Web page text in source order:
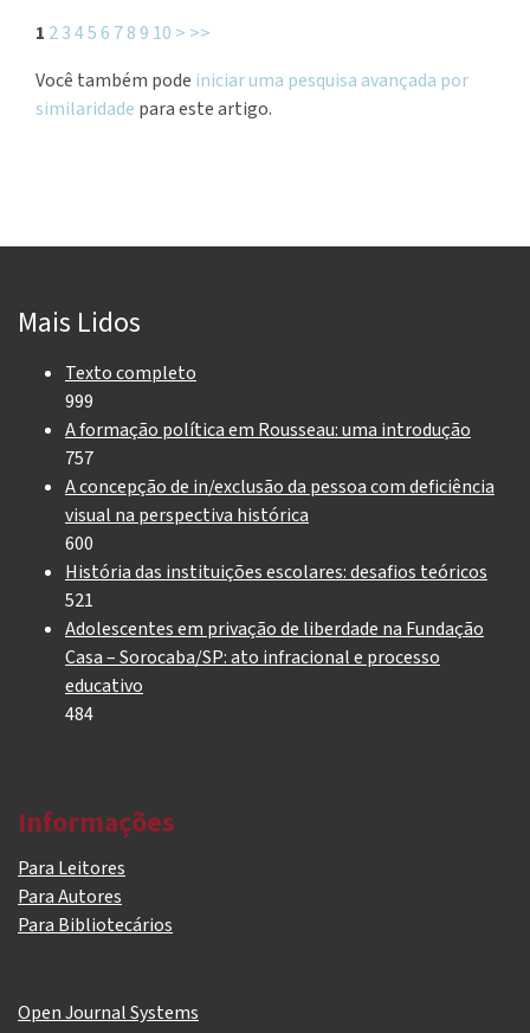
1 2345 6 78 9 10 > >>
Você também pode iniciar uma pesquisa avançada por
similaridade para este artigo.
Mais Lidos
Texto completo
999
A formação política em Rousseau: uma introdução
757
A concepção de in/exclusão da pessoa com deficiência
visual na perspectiva histórica
600
História das instituições escolares: desafios teóricos
521
Adolescentes em privação de liberdade na Fundação
Casa – Sorocaba/SP: ato infracional e processo
educativo
484
Informações
Para Leitores
Para Autores
Para Bibliotecários
Open Journal Systems